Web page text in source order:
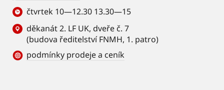
čtvrtek 10—12.30 13.30—15
děkanát 2. LF UK, dveře č. 7
(budova ředitelství FNMH, 1. patro)
podmínky prodeje a ceník